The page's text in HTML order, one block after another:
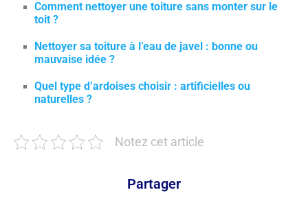
Comment nettoyer une toiture sans monter sur le
toit ?
Nettoyer sa toiture à l’eau de javel : bonne ou
mauvaise idée ?
Quel type d’ardoises choisir : artificielles ou
naturelles ?
Notez cet article
Partager